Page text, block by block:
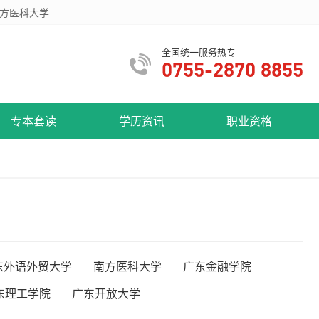
医科大学
全国统一服务热专
0755-2870 8855
专本套读 学历资讯 职业资格
外语外贸大学 南方医科大学
广东金融学院
理工学院
广东开放大学